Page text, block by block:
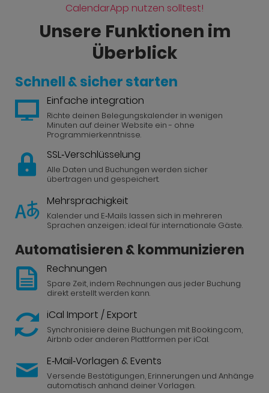
CalendarApp nutzen solltest!
Unsere Funktionen im
Überblick
Schnell & sicher starten
Einfache integration
Richte deinen Belegungskalender in wenigen
Minuten auf deiner Website ein - ohne
Programmierkenntnisse.
SSL‑Verschlüsselung
Alle Daten und Buchungen werden sicher
übertragen und gespeichert.
Mehrsprachigkeit
Kalender und E‑Mails lassen sich in mehreren
Sprachen anzeigen; ideal für internationale Gäste.
Automatisieren & kommunizieren
Rechnungen
Spare Zeit, indem Rechnungen aus jeder Buchung
direkt erstellt werden kann.
iCal Import / Export
Synchronisiere deine Buchungen mit Booking.com,
Airbnb oder anderen Plattformen per iCal.
E‑Mail‑Vorlagen & Events
Versende Bestätigungen, Erinnerungen und Anhänge
automatisch anhand deiner Vorlagen.